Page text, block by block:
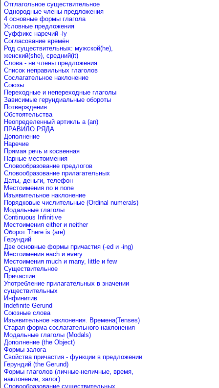
Отглагольное существительное
Однородные члены предложения
4 основные формы глагола
Условные предложения
Cуффикс наречий -ly
Согласование времён
Род существительных: мужской(he),
женский(she), средний(it)
Слова - не члены предложения
Список неправильных глаголов
Сослагательное наклонение
Союзы
Переходные и непереходные глаголы
Зависимые герундиальные обороты
Потверждения
Обстоятельства
Неопределенный артикль a (an)
ПРАВИЛО РЯДА
Дополнение
Наречие
Прямая речь и косвенная
Парные местоимения
Словообразование предлогов
Словообразование прилагательных
Даты, деньги, телефон
Местоимения no и none
Изъявительное наклонение
Порядковые числительные (Ordinal numerals)
Модальные глаголы
Continuous Infinitive
Местоимения either и neither
Оборот There is (are)
Герундий
Две основные формы причастия (-ed и -ing)
Местоимения each и every
Местоимения much и many, little и few
Существительное
Причастие
Употребление прилагательных в значении
существительных
Инфинитив
Indefinite Gerund
Союзные слова
Изъявительное наклонения. Времена(Tenses)
Старая форма сослагательного наклонения
Модальные глаголы (Modals)
Дополнение (the Object)
Формы залога
Свойства причастия - функции в предложении
Герундий (the Gerund)
Формы глаголов (личные-неличные, время,
наклонение, залог)
Словообразование существительных